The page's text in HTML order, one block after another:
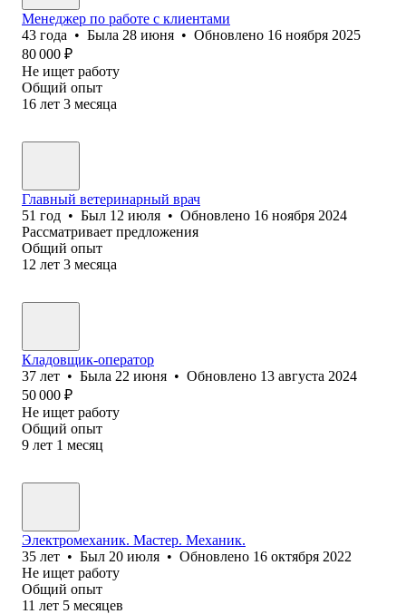
Менеджер по работе с клиентами
43 года • Была 28 июня • Обновлено 16 ноября 2025
80 000 ₽
Не ищет работу
Общий опыт
16 лет 3 месяца
Главный ветеринарный врач
51 год • Был 12 июля • Обновлено 16 ноября 2024
Рассматривает предложения
Общий опыт
12 лет 3 месяца
Кладовщик-оператор
37 лет • Была 22 июня • Обновлено 13 августа 2024
50 000 ₽
Не ищет работу
Общий опыт
9 лет 1 месяц
Электромеханик. Мастер. Механик.
35 лет • Был 20 июля • Обновлено 16 октября 2022
Не ищет работу
Общий опыт
11 лет 5 месяцев